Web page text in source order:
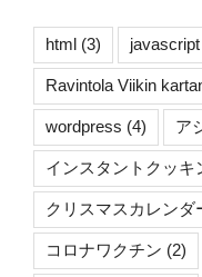
html (3) javascript
Ravintola Viikin
wordpress (4) ア
インスタントクッキ
クリスマスカレンダ
コロナワクチン (2)